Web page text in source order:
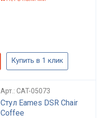
Купить в 1 клик
Арт.: CAT-05073
Стул Eames DSR Chair
Coffee